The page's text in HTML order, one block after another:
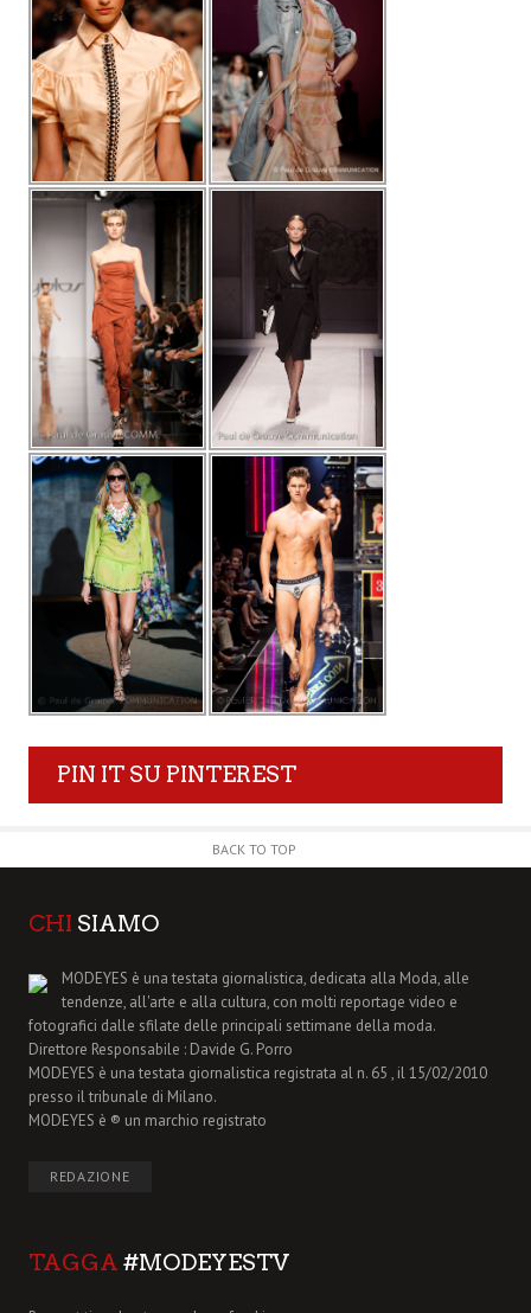
PIN IT SU PINTEREST
BACK TO TOP
CHI SIAMO
MODEYES è una testata giornalistica, dedicata alla Moda, alle
tendenze, all'arte e alla cultura, con molti reportage video e
fotografici dalle sfilate delle principali settimane della moda.
Direttore Responsabile : Davide G. Porro
MODEYES è una testata giornalistica registrata al n. 65 , il 15/02/2010
presso il tribunale di Milano.
MODEYES è ® un marchio registrato
REDAZIONE
TAGGA #MODEYESTV